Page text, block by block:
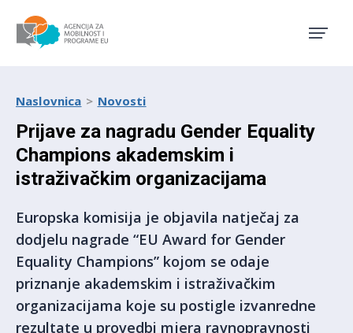
Naslovnica Novosti
Prijave za nagradu Gender Equality
Champions akademskim i
istraživačkim organizacijama
Europska komisija je objavila natječaj za
dodjelu nagrade “EU Award for Gender
Equality Champions” kojom se odaje
priznanje akademskim i istraživačkim
organizacijama koje su postigle izvanredne
rezultate u provedbi mjera ravnopravnosti